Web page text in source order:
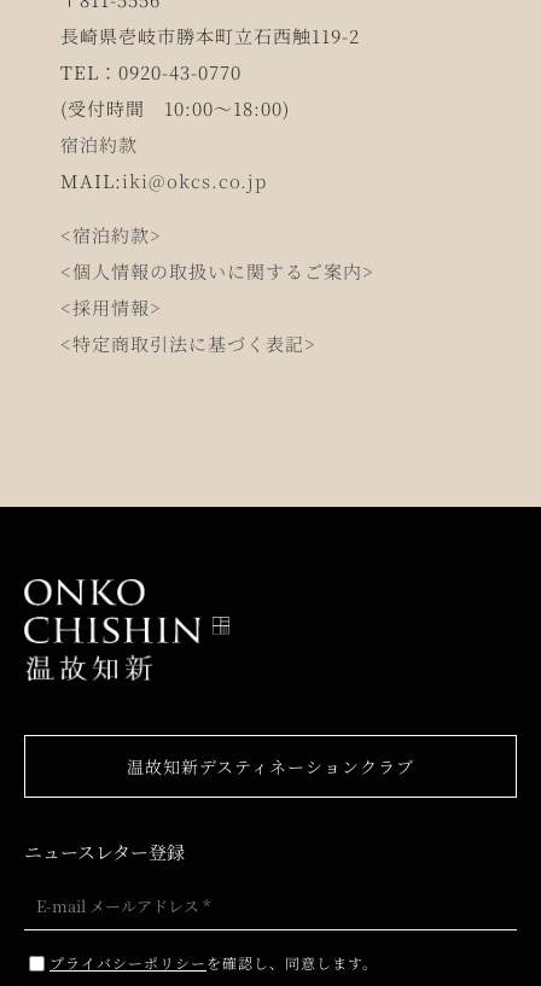
長崎県壱岐市勝本町立石西触119-2
TEL：0920-43-0770
(受付時間 10:00～18:00)
宿泊約款
MAIL:iki@okcs.co.jp
<宿泊約款>
<個人情報の取扱いに関するご案内>
<採用情報>
<特定商取引法に基づく表記>
温故知新デスティネーションクラブ
ニュースレター登録
プライバシーポリシーを確認し、同意します。